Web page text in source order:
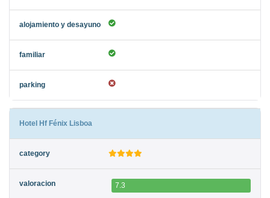
Hotel Hf Fénix Lisboa
7.3